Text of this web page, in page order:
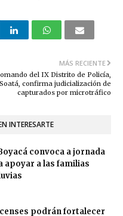
MÁS RECIENTE
del IX Distrito de Policía,
Soatá, confirma judicialización de
capturados por microtráfico
INTERESARTE
convoca a jornada
apoyar a las familias
podrán fortalecer